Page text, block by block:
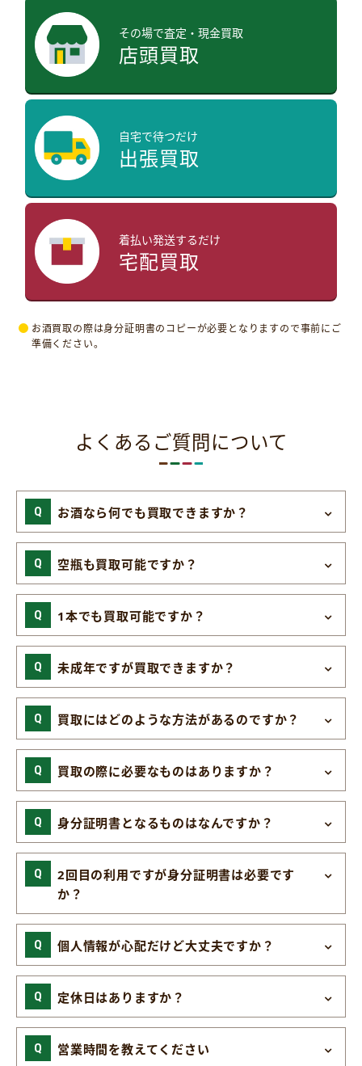
その場で査定・現金買取
店頭買取
自宅で待つだけ
出張買取
着払い発送するだけ
宅配買取
お酒買取の際は身分証明書のコピーが必要となりますので事前にご
準備ください。
よくあるご質問について
お酒なら何でも買取できますか？
空瓶も買取可能ですか？
1本でも買取可能ですか？
未成年ですが買取できますか？
買取にはどのような方法があるのですか？
買取の際に必要なものはありますか？
身分証明書となるものはなんですか？
2回目の利用ですが身分証明書は必要です
か？
個人情報が心配だけど大丈夫ですか？
定休日はありますか？
営業時間を教えてください